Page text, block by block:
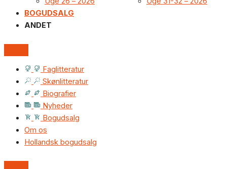
BOGUDSALG
ANDET
Faglitteratur
Skønlitteratur
Biografier
Nyheder
Bogudsalg
Om os
Hollandsk bogudsalg